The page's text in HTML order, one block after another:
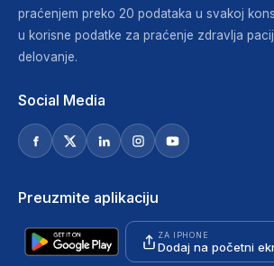
praćenjem preko 20 podataka u svakoj
u korisne podatke za praćenje zdravlja
delovanje.
Social Media
Preuzmite aplikaciju
ZA IPHONE
Dodaj na početni